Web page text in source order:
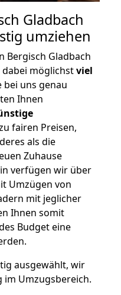
Gladbach
umziehen
Bergisch Gladbach
möglichstviel
bei uns genau
Ihnen
fairen Preisen,
als die
Zuhause
verfügen wir über
Umzügen von
mit jeglicher
Ihnen somit
Budget eine
ausgewählt, wir
im Umzugsbereich.